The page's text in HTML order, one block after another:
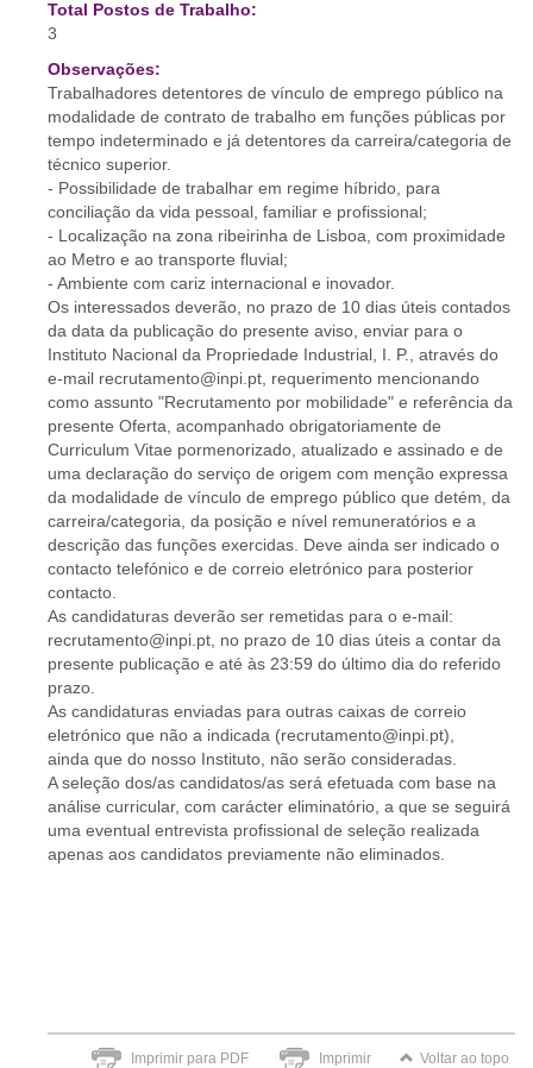
Total Postos de Trabalho:
3
Observações:
Trabalhadores detentores de vínculo de emprego público na
modalidade de contrato de trabalho em funções públicas por
tempo indeterminado e já detentores da carreira/categoria de
técnico superior.
- Possibilidade de trabalhar em regime híbrido, para
conciliação da vida pessoal, familiar e profissional;
- Localização na zona ribeirinha de Lisboa, com proximidade
ao Metro e ao transporte fluvial;
- Ambiente com cariz internacional e inovador.
Os interessados deverão, no prazo de 10 dias úteis contados
da data da publicação do presente aviso, enviar para o
Instituto Nacional da Propriedade Industrial, I. P., através do
e-mail recrutamento@inpi.pt, requerimento mencionando
como assunto "Recrutamento por mobilidade" e referência da
presente Oferta, acompanhado obrigatoriamente de
Curriculum Vitae pormenorizado, atualizado e assinado e de
uma declaração do serviço de origem com menção expressa
da modalidade de vínculo de emprego público que detém, da
carreira/categoria, da posição e nível remuneratórios e a
descrição das funções exercidas. Deve ainda ser indicado o
contacto telefónico e de correio eletrónico para posterior
contacto.
As candidaturas deverão ser remetidas para o e-mail:
recrutamento@inpi.pt, no prazo de 10 dias úteis a contar da
presente publicação e até às 23:59 do último dia do referido
prazo.
As candidaturas enviadas para outras caixas de correio
eletrónico que não a indicada (recrutamento@inpi.pt),
ainda que do nosso Instituto, não serão consideradas.
A seleção dos/as candidatos/as será efetuada com base na
análise curricular, com carácter eliminatório, a que se seguirá
uma eventual entrevista profissional de seleção realizada
apenas aos candidatos previamente não eliminados.
Imprimir para PDF Imprimir Voltar ao topo